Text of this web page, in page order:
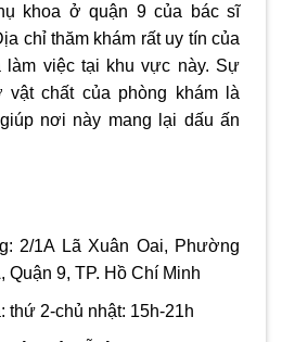
khoa ở quận 9 của bác sĩ
chỉ thăm khám rất uy tín của
làm việc tại khu vực này. Sự
chất của phòng khám là
nơi này mang lại dấu ấn
2/1A Lã Xuân Oai, Phường
Quận 9, TP. Hồ Chí Minh
2-chủ nhật: 15h-21h